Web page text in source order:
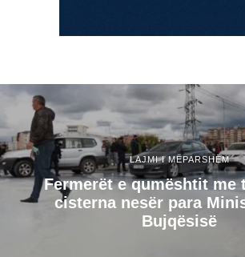
LAJMI I MËPARSHËM
​Fermerët e qumështit me
cisterna nesër para
Bujqësisë